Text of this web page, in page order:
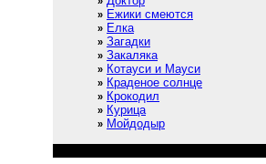
» Ежики смеются
» Елка
» Загадки
» Закаляка
» Котауси и Мауси
» Краденое солнце
» Крокодил
» Курица
» Мойдодыр